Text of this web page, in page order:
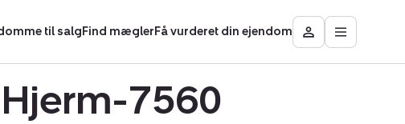
til salgFind mæglerFå vurderet din ejendom
Besøg
Mit
Åbn
7560